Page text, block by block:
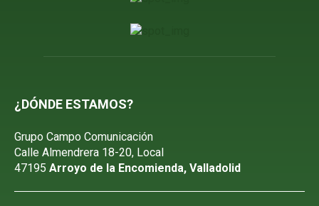
¿DÓNDE ESTAMOS?
Grupo Campo Comunicación
Calle Almendrera 18-20, Local
47195 Arroyo de la Encomienda, Valladolid